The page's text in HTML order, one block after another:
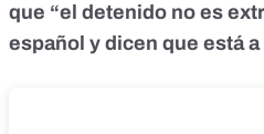
que “el detenido no es
español y dicen que está